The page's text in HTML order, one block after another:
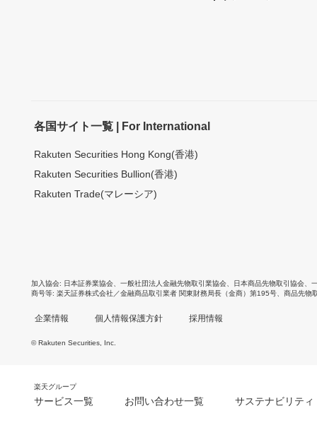
各国サイト一覧 | For International
Rakuten Securities Hong Kong(香港)
Rakuten Securities Bullion(香港)
Rakuten Trade(マレーシア)
加入協会 日本証券業協会 一般社団法人金融先物取引業協会 日本商品先物取引協会
商号等 楽天証券株式会社／金融商品取引業者 関東財務局長（金商）第195号、商品先物
企業情報 個人情報保護方針 採用情報
© Rakuten Securities, Inc.
楽天グループ
サービス一覧 お問い合わせ一覧 サステナビリティ